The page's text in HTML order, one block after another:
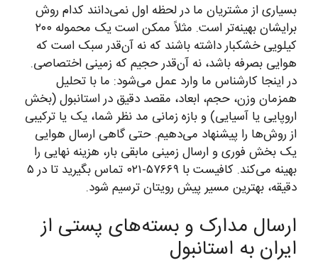
بسیاری از مشتریان ما در لحظه اول نمی‌دانند کدام روش
برایشان بهینه‌تر است. مثلاً ممکن است یک محموله ۲۰۰
کیلویی خشکبار داشته باشند که نه آن‌قدر سبک است که
هوایی بصرفه باشد، نه آن‌قدر حجیم که زمینی اختصاصی.
در اینجا کارشناس ما وارد عمل می‌شود: ما با تحلیل
همزمان وزن، حجم، ابعاد، مقصد دقیق در استانبول (بخش
اروپایی یا آسیایی) و بازه زمانی مد نظر شما، یک یا ترکیبی
از روش‌ها را پیشنهاد می‌دهیم. حتی گاهی ارسال هوایی
یک بخش فوری و ارسال زمینی مابقی بار، هزینه نهایی را
بهینه می‌کند. کافیست با ۵۷۶۶۹-۰۲۱ تماس بگیرید تا در ۵
دقیقه، بهترین مسیر پیش رویتان ترسیم شود.
ارسال مدارک و بسته‌های پستی از
ایران به استانبول